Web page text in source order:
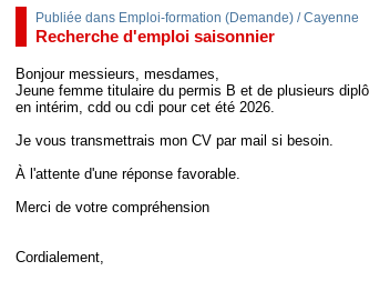
Publiée dans Emploi-formation (Demande) / Cayenne
Recherche d'emploi saisonnier
Bonjour messieurs, mesdames,
Jeune femme titulaire du permis B et de plusieurs
en intérim, cdd ou cdi pour cet été 2026.
Je vous transmettrais mon CV par mail si besoin.
À l'attente d'une réponse favorable.
Merci de votre compréhension
Cordialement,